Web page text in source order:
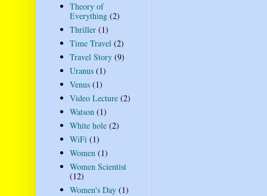
Theory of
Everything (2)
Thriller (1)
Time Travel (2)
Travel Story (9)
Uranus (1)
Venus (1)
Video Lecture (2)
Watson (1)
White hole (2)
WiFi (1)
Women (1)
Women Scientist
(12)
Women's Day (1)